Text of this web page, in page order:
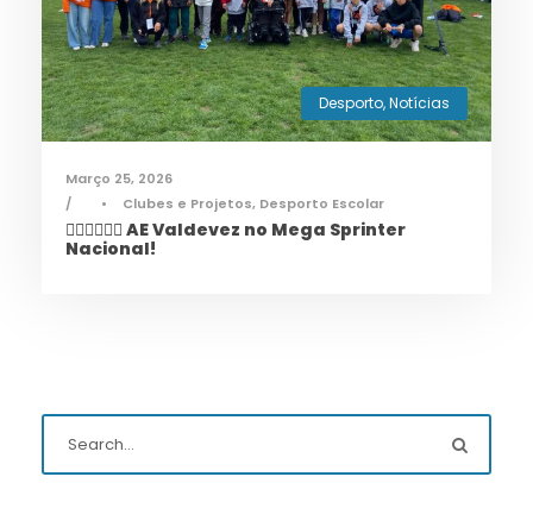
Desporto,Notícias
Março 25, 2026
•
Clubes e Projetos, Desporto Escolar
🏃‍♀️🏃‍♂️🏃‍♀️ AE Valdevez no Mega Sprinter
Nacional!